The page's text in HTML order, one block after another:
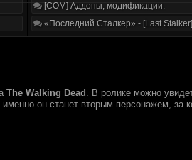
[COM] Аддоны, модификации.
«Последний Сталкер» - [Last Stalker]
The Walking Dead . В ролике можно
он станет вторым персонажем, за